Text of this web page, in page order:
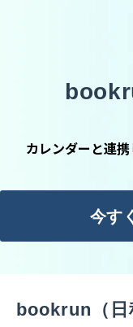
カレンダーと連
今す
bookrun（日